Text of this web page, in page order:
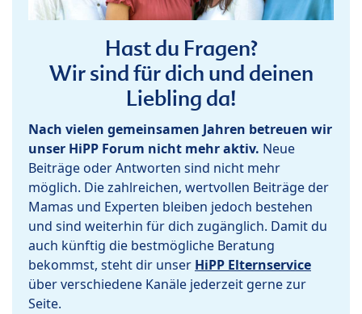
Hast du Fragen?
Wir sind für dich und deinen
Liebling da!
Nach vielen gemeinsamen Jahren betreuen wir
unser HiPP Forum nicht mehr aktiv. Neue
Beiträge oder Antworten sind nicht mehr
möglich. Die zahlreichen, wertvollen Beiträge der
Mamas und Experten bleiben jedoch bestehen
und sind weiterhin für dich zugänglich. Damit du
auch künftig die bestmögliche Beratung
bekommst, steht dir unser HiPP Elternservice
über verschiedene Kanäle jederzeit gerne zur
Seite.